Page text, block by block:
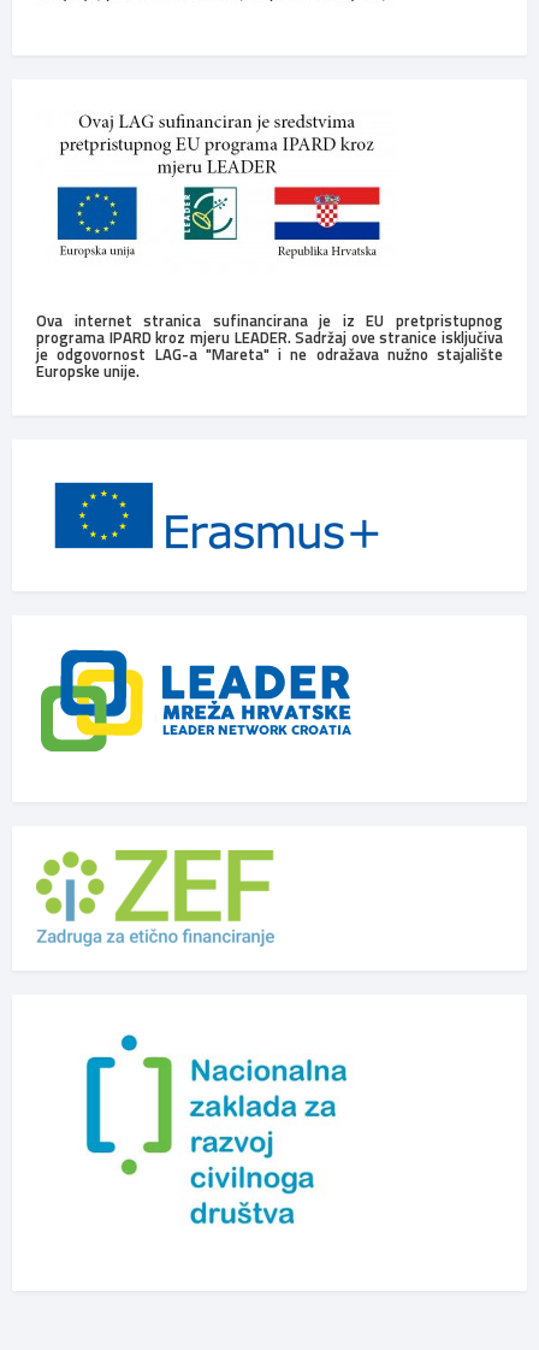
Ova internet stranica sufinancirana je iz EU pretpristupnog
programa IPARD kroz mjeru LEADER. Sadržaj ove stranice isključiva
je odgovornost LAG-a "Mareta" i ne odražava nužno stajalište
Europske unije.